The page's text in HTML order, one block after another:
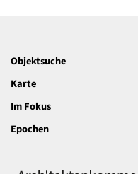
Moderne
Jugendstil
Historismus
Klassizismus
Gotik
Objektsuche
Karte
Im Fokus
Epochen